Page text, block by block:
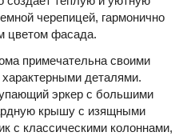
черепицей, гармонично
цветом фасада.
примечательна своими
деталями.
эркер с большими
крышу с изящными
с классическими колоннами,